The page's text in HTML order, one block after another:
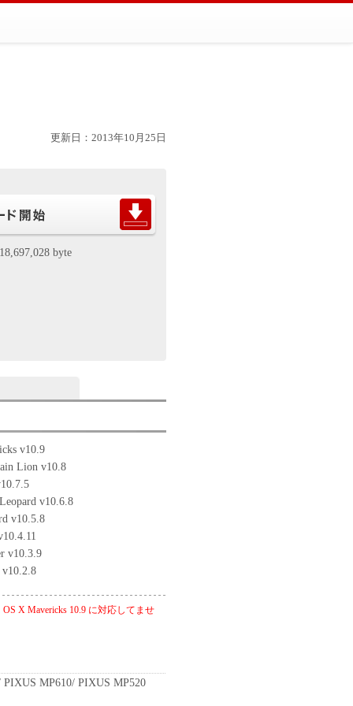
更新日：2013年10月25日
18,697,028 byte
v10.9
Lion v10.8
v10.6.8
v10.5.8
v10.3.9
v10.2.8
X Mavericks 10.9 に対応してませ
PIXUS MP610/ PIXUS MP520